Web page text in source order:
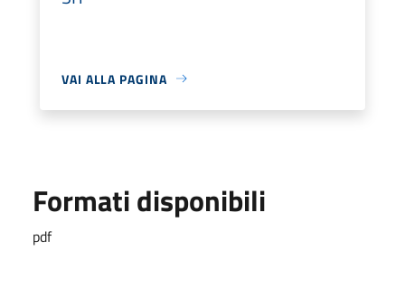
VAI ALLA PAGINA
Formati disponibili
pdf